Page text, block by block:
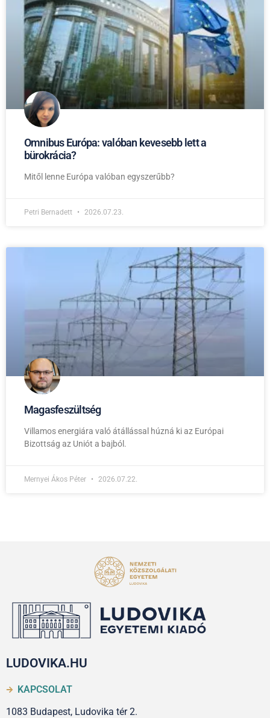
Omnibus Európa: valóban kevesebb lett a
bürokrácia?
Mitől lenne Európa valóban egyszerűbb?
Petri Bernadett 2026.07.23.
Magasfeszültség
Villamos energiára való átállással húzná ki az Európai
Bizottság az Uniót a bajból.
Mernyei Ákos Péter 2026.07.22.
LUDOVIKA.HU
KAPCSOLAT
1083 Budapest, Ludovika tér 2.